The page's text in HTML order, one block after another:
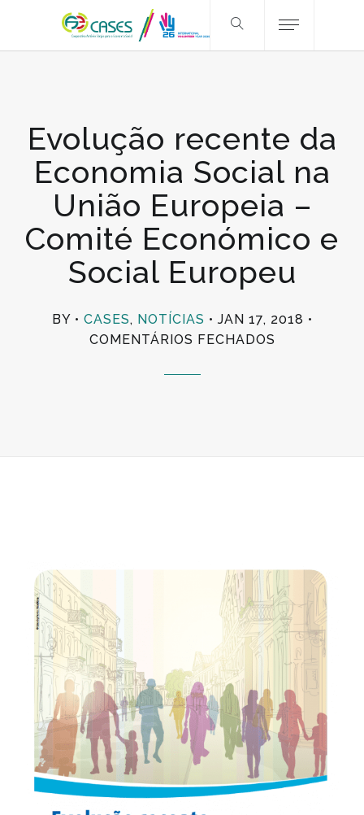
Evolução recente da
Economia Social na
União Europeia –
Comité Económico e
Social Europeu
BY CASES, NOTÍCIAS
JAN 17, 2018
COMENTÁRIOS FECHADOS
E
SOCIAL
EUROPEU